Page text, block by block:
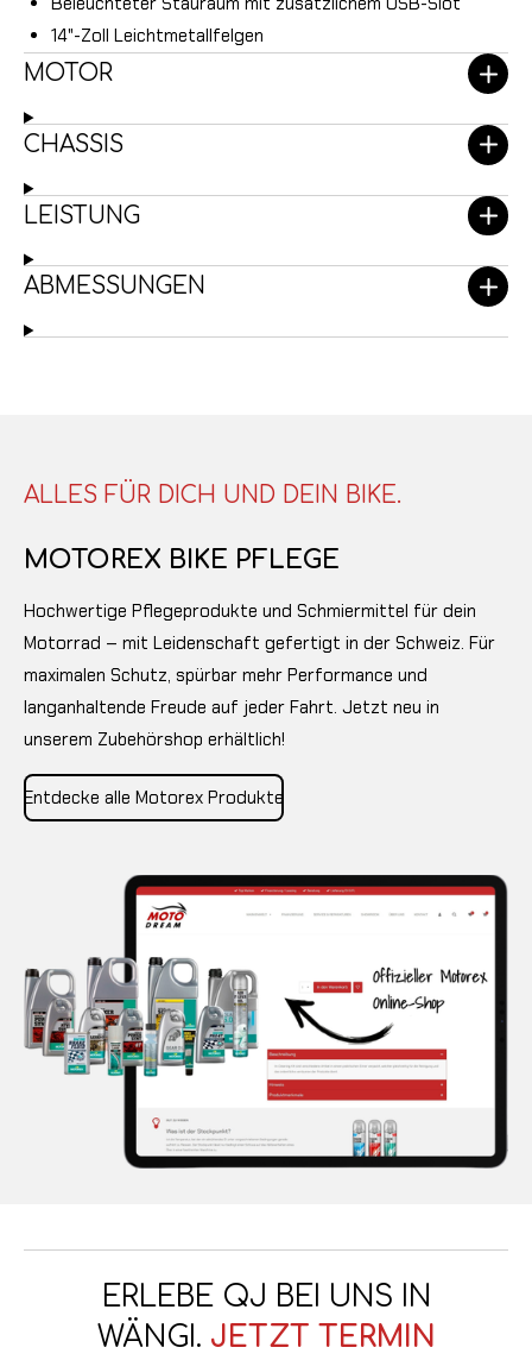
14"-Zoll Leichtmetallfelgen
MOTOR
CHASSIS
LEISTUNG
ABMESSUNGEN
ALLES FÜR DICH UND DEIN BIKE.
MOTOREX BIKE PFLEGE
Hochwertige Pflegeprodukte und Schmiermittel für dein
Motorrad – mit Leidenschaft gefertigt in der Schweiz. Für
maximalen Schutz, spürbar mehr Performance und
langanhaltende Freude auf jeder Fahrt. Jetzt neu in
unserem Zubehörshop erhältlich!
Entdecke alle Motorex Produkte
ERLEBE QJ BEI UNS IN
WÄNGI. JETZT TERMIN